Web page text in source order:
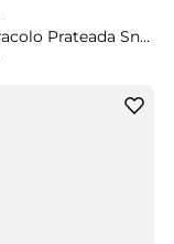
Bolsa Tiracolo Prateada Snake Pequena Corrente